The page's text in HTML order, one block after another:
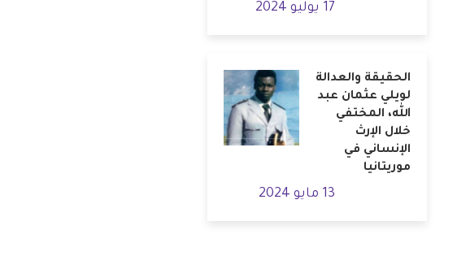
17 يوليو 2024
الحقيقة والعدالة
لويلي عثمان عبد
الله، المختفي
خلال الإرث
الإنساني في
موريتانيا
13 مايو 2024